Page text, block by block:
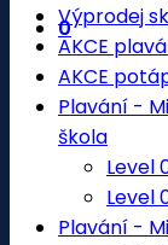
0
Výprodej
AKCE
AKCE
Plavání -
škola
Level
Level
Plavání -